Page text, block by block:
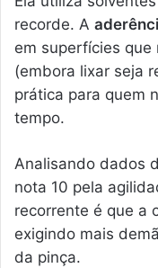
recorde. A
em superfícies
(embora lixar seja
prática para quem
tempo.
Analisando dados
nota 10 pela
recorrente é que a
exigindo mais
da pinça.